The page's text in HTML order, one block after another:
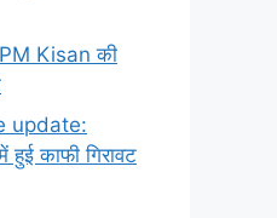
Kisan की
update:
काफी गिरावट